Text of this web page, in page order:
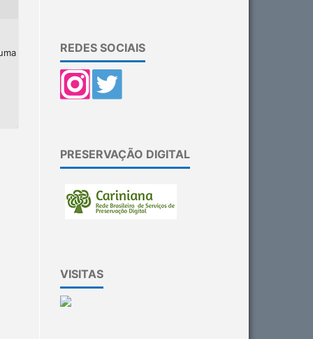
REDES SOCIAIS
PRESERVAÇÃO DIGITAL
VISITAS